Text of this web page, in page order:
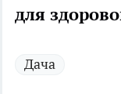
для
Дача